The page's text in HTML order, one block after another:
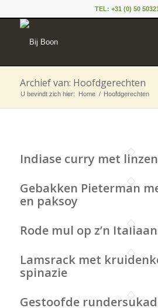
TEL: +31 (0) 50
Archief van: Hoofdgerechten
U bevindt zich hier: Home / Hoofdgerechten
Indiase curry met linzen
Gebakken Pieterman
en paksoy
Rode mul op z’n
Lamsrack met
spinazie
Gestoofde